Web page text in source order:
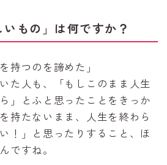
いもの」は何ですか？
持つのを諦めた」
た人も、「もしこのまま人生
」とふと思ったことをきっか
持たないまま、人生を終わら
！」と思ったりすること、ほ
ですね。